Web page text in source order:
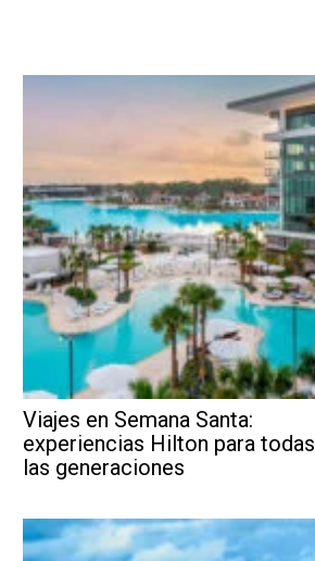
Viajes en Semana Santa:
experiencias Hilton para todas
las generaciones